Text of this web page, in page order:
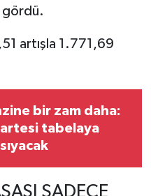
gördü.
artışla 1.771,69
bir zam daha:
tabelaya